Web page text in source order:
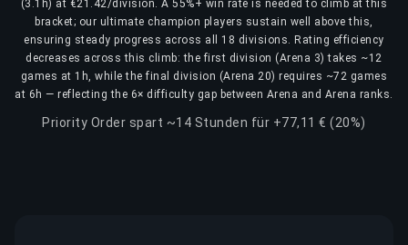
(3.1h) at €21.42/division. A 55%+ win rate is needed to climb at this
bracket; our ultimate champion players sustain well above this,
ensuring steady progress across all 18 divisions. Rating efficiency
decreases across this climb: the first division (Arena 3) takes ~12
games at 1h, while the final division (Arena 20) requires ~72 games
at 6h — reflecting the 6× difficulty gap between Arena and Arena ranks.
Priority Order spart ~14 Stunden für +77,11 € (20%)